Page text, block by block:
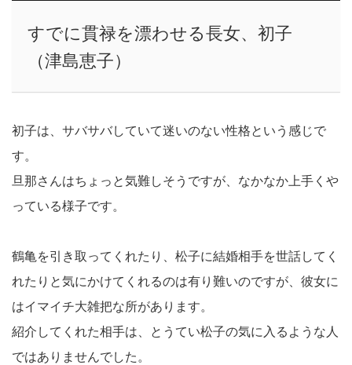
すでに貫禄を漂わせる長女、初子
（津島恵子）
初子は、サバサバしていて迷いのない性格という感じで
す。
旦那さんはちょっと気難しそうですが、なかなか上手くや
っている様子です。
鶴亀を引き取ってくれたり、松子に結婚相手を世話してく
れたりと気にかけてくれるのは有り難いのですが、彼女に
はイマイチ大雑把な所があります。
紹介してくれた相手は、とうてい松子の気に入るような人
ではありませんでした。